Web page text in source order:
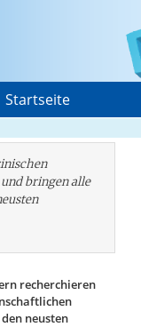
Startseite
bringen alle
recherchieren
neusten